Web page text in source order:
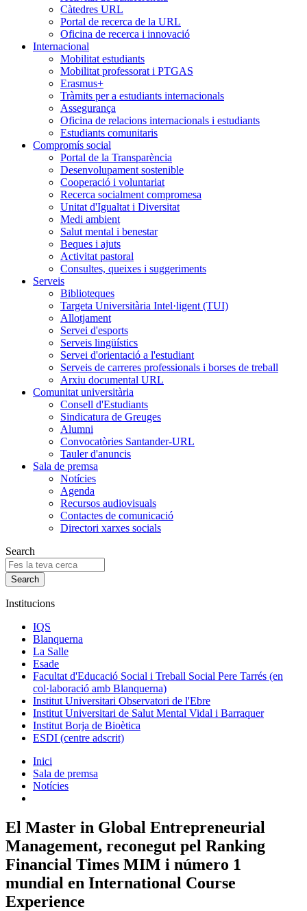
Càtedres URL
Portal de recerca de la URL
Oficina de recerca i innovació
Internacional
Mobilitat estudiants
Mobilitat professorat i PTGAS
Erasmus+
Tràmits per a estudiants internacionals
Assegurança
Oficina de relacions internacionals i estudiants
Estudiants comunitaris
Compromís social
Portal de la Transparència
Desenvolupament sostenible
Cooperació i voluntariat
Recerca socialment compromesa
Unitat d'Igualtat i Diversitat
Medi ambient
Salut mental i benestar
Beques i ajuts
Activitat pastoral
Consultes, queixes i suggeriments
Serveis
Biblioteques
Targeta Universitària Intel·ligent (TUI)
Allotjament
Servei d'esports
Serveis lingüístics
Servei d'orientació a l'estudiant
Serveis de carreres professionals i borses de treball
Arxiu documental URL
Comunitat universitària
Consell d'Estudiants
Sindicatura de Greuges
Alumni
Convocatòries Santander-URL
Tauler d'anuncis
Sala de premsa
Notícies
Agenda
Recursos audiovisuals
Contactes de comunicació
Directori xarxes socials
Search
Institucions
IQS
Blanquerna
La Salle
Esade
Facultat d'Educació Social i Treball Social Pere Tarrés (en
col·laboració amb Blanquerna)
Institut Universitari Observatori de l'Ebre
Institut Universitari de Salut Mental Vidal i Barraquer
Institut Borja de Bioètica
ESDI (centre adscrit)
Inici
Sala de premsa
Notícies
El Master in Global Entrepreneurial
Management, reconegut pel Ranking
Financial Times MIM i número 1
mundial en International Course
Experience